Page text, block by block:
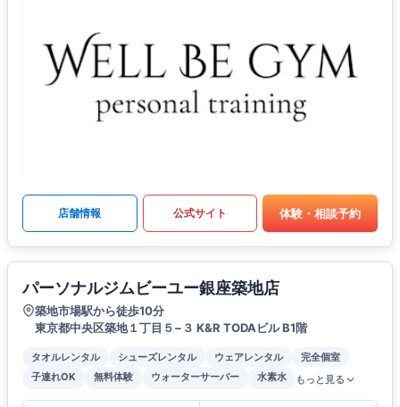
店舗情報 公式サイト 体験・相談予約
パーソナルジムビーユー銀座築地店
築地市場駅から徒歩10分
東京都中央区築地１丁目５−３ K&R TODAビル B1階
タオルレンタル シューズレンタル ウェアレンタル
完全個室
子連れOK
無料体験 ウォーターサーバー 水素水 もっと見る